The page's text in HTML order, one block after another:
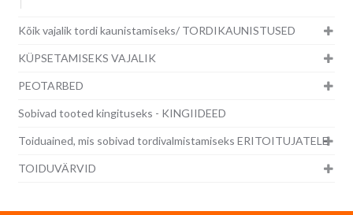
Kõik vajalik tordi kaunistamiseks/ TORDIKAUNISTUSED
KÜPSETAMISEKS VAJALIK
PEOTARBED
Sobivad tooted kingituseks - KINGIIDEED
Toiduained, mis sobivad tordivalmistamiseks ERITOITUJATELE
TOIDUVÄRVID